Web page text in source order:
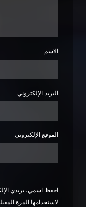
الاسم
البريد الإلكتروني
الموقع الإلكتروني
احفظ اسمي، بريدي
لاستخدامها المرة